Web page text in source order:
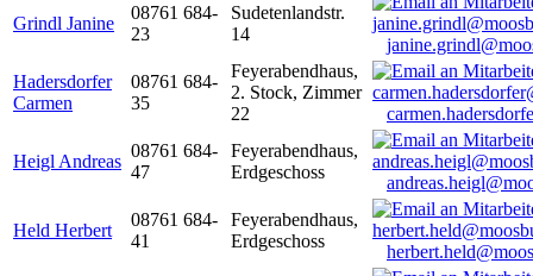
Grindl Janine
08761 684-
23
Sudetenlandstr.
14
Hadersdorfer
Carmen
08761 684-
35
Feyerabendhaus,
2. Stock, Zimmer
22
Heigl Andreas
08761 684-
47
Feyerabendhaus,
Erdgeschoss
Held Herbert
08761 684-
41
Feyerabendhaus,
Erdgeschoss